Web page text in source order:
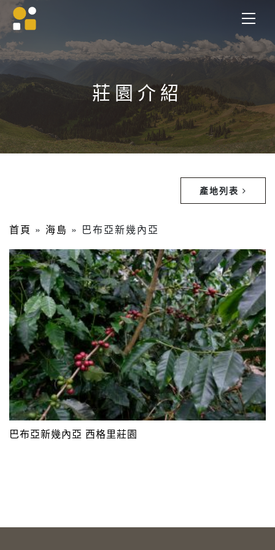
莊園介紹
產地列表
首頁 » 海島 » 巴布亞新幾內亞
巴布亞新幾內亞 西格里莊園